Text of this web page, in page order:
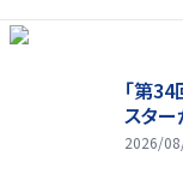
「第
スタ
2026/